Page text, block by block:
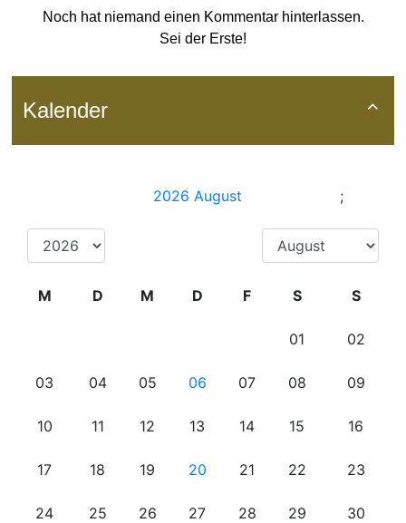

Kalender
Noch hat niemand einen Kommentar hinterlassen.
Sei der Erste!